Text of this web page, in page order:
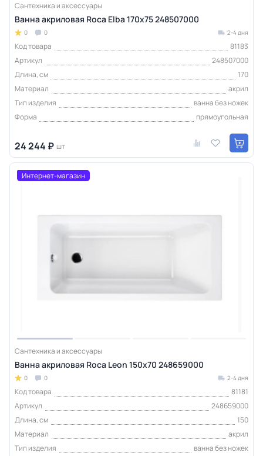
Сантехника и аксессуары
Ванна акриловая Roca Elba 170х75 248507000
0 0 2-4 дня
Код товара
81183
Артикул
248507000
Длина, см
170
Материал
акрил
Тип изделия
ванна без ножек
Форма
прямоугольная
24 244 ₽ шт
Интернет-магазин
Сантехника и аксессуары
Ванна акриловая Roca Leon 150х70 248659000
0 0 2-4 дня
Код товара
81181
Артикул
248659000
Длина, см
150
Материал
акрил
Тип изделия
ванна без ножек